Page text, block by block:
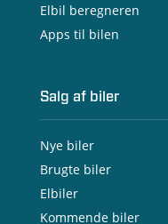
Elbil beregneren
Apps til bilen
Salg af biler
Nye biler
Brugte biler
Elbiler
Kommende biler